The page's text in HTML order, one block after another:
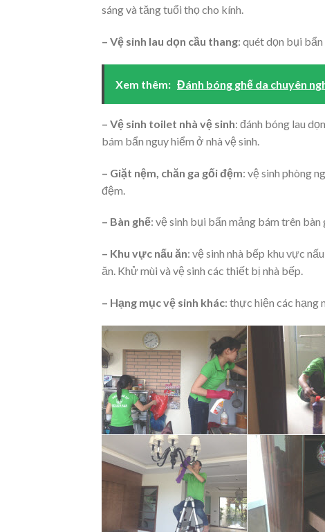
sáng và tăng tuổi thọ cho kính.
– Vệ sinh lau dọn cầu thang: quét dọn bụi
Xem thêm: Đánh bóng ghế da chuyên
– Vệ sinh toilet nhà vệ sinh: đánh bóng lau
bám bẩn nguy hiểm ở nhà vệ sinh.
– Giặt nệm, chăn ga gối đệm: vệ sinh phòng
đệm.
– Bàn ghế: vệ sinh bụi bẩn mảng bám trên bàn
– Khu vực nấu ăn: vệ sinh nhà bếp khu vực
ăn. Khử mùi và vệ sinh các thiết bị nhà bếp.
– Hạng mục vệ sinh khác: thực hiện các hạng